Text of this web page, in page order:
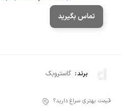
تماس بگیرید
برند : گاستروبک
قیمت بهتری سراغ دارید؟